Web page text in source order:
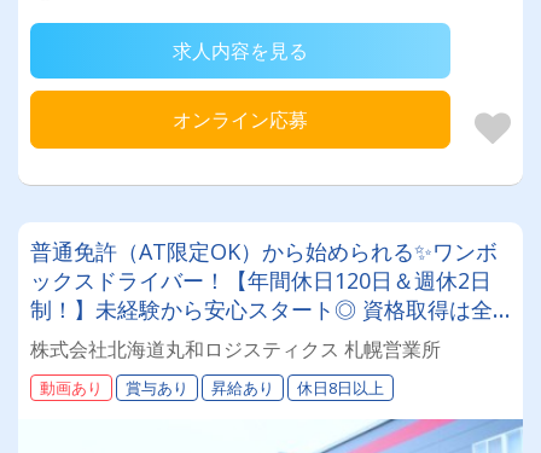
求人内容を見る
オンライン応募
普通免許（AT限定OK）から始められる✨ワンボ
ックスドライバー！【年間休日120日＆週休2日
制！】未経験から安心スタート◎ 資格取得は全
額会社負担！安定基盤で働くドライバー募集！
年齢・性別問わず活躍できるお仕事です✨
株式会社北海道丸和ロジスティクス 札幌営業所
動画あり 賞与あり 昇給あり 休日8日以上